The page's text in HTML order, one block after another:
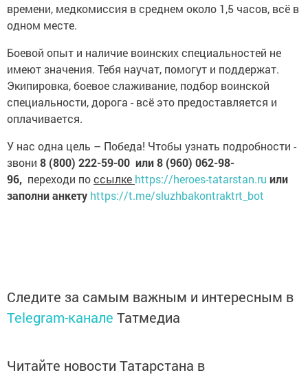
времени, медкомиссия в среднем около 1,5 часов, всё в
одном месте.
Боевой опыт и наличие воинских специальностей не
имеют значения. Тебя научат, помогут и поддержат.
Экипировка, боевое слаживание, подбор воинской
специальности, дорога - всё это предоставляется и
оплачивается.
У нас одна цель – Победа! Чтобы узнать подробности -
звони 8 (800) 222-59-00 или8 (960) 062-98-
96, переходи поссылке https://heroes-tatarstan.ru или
заполни анкету https://t.me/sluzhbakontraktrt_bot
Следите за самым важным и интересным в
Telegram-канале Татмедиа
Читайте новости Татарстана в